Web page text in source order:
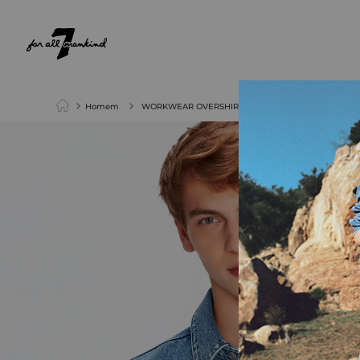
Homem WORKWEAR OVERSHIRT VINTAGE BLUE